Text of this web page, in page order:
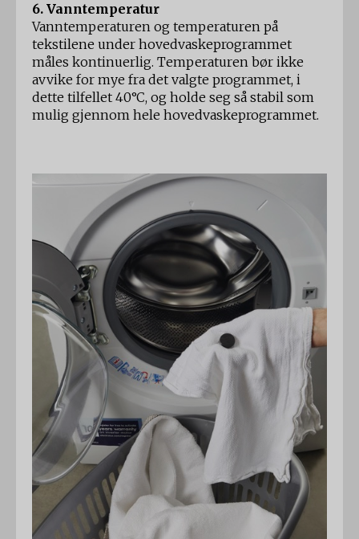
6. Vanntemperatur
Vanntemperaturen og temperaturen på
tekstilene under hovedvaskeprogrammet
måles kontinuerlig. Temperaturen bør ikke
avvike for mye fra det valgte programmet, i
dette tilfellet 40°C, og holde seg så stabil som
mulig gjennom hele hovedvaskeprogrammet.